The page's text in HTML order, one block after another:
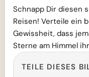
Schnapp Dir diesen
Reisen! Verteile ein
Gewissheit, dass
Sterne am Himmel
TEILE DIESES